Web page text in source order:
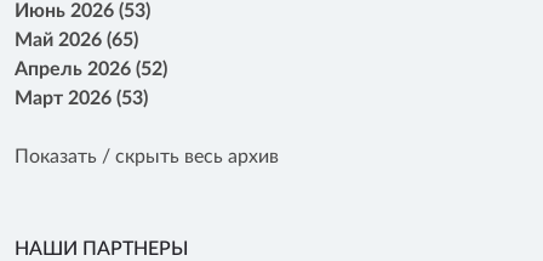
Июнь 2026 (53)
Май 2026 (65)
Апрель 2026 (52)
Март 2026 (53)
Показать / скрыть весь архив
НАШИ ПАРТНЕРЫ